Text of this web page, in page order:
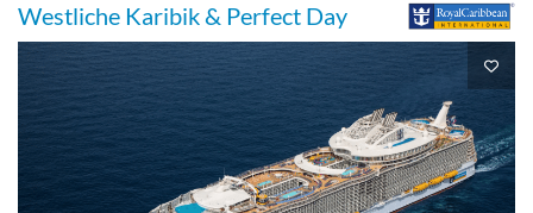
Balkonkabine
Meerblick-[4N]
Deck 7
Westliche Karibik & Perfect Day